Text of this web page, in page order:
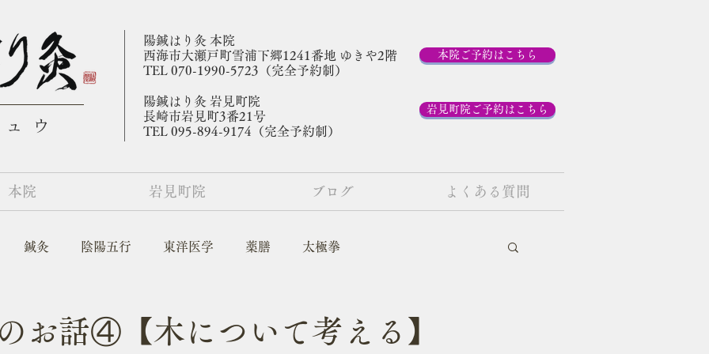
ウ
陽鍼はり灸 本院
​西海市大瀬戸町雪浦下郷1241番地 ゆきや2階
TEL 070-1990-5723（完全予約制）
本院ご予約はこちら
陽鍼はり灸 岩見町院
​長崎市岩見町3番21号
TEL 095-894-9174（完全予約制）
岩見町院ご予約はこちら
本院 岩見町院 ブログ よくある質問
鍼灸 陰陽五行 東洋医学 薬膳 太極拳
お話④【木について考える】